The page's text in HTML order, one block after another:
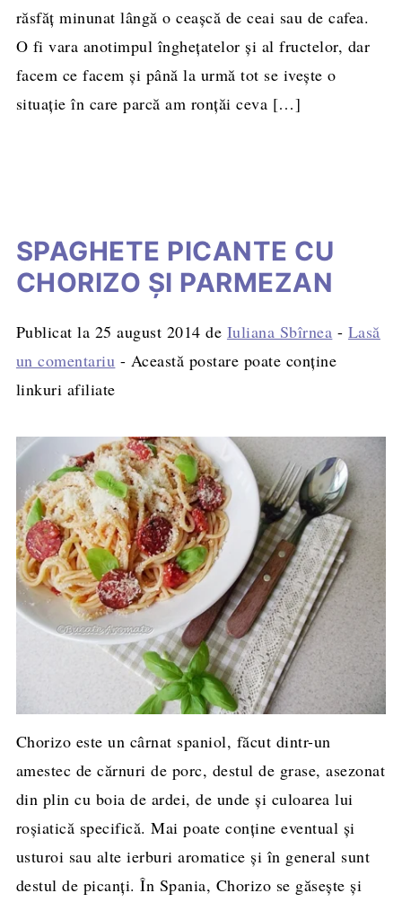
răsfăț minunat lângă o ceașcă de ceai sau de cafea.
O fi vara anotimpul îngheţatelor şi al fructelor, dar
facem ce facem şi până la urmă tot se iveşte o
situaţie în care parcă am ronţăi ceva […]
SPAGHETE PICANTE CU
CHORIZO ŞI PARMEZAN
Publicat la 25 august 2014 de Iuliana Sbîrnea - Lasă
un comentariu - Această postare poate conține
linkuri afiliate
Chorizo este un cârnat spaniol, făcut dintr-un
amestec de cărnuri de porc, destul de grase, asezonat
din plin cu boia de ardei, de unde şi culoarea lui
roşiatică specifică. Mai poate conţine eventual şi
usturoi sau alte ierburi aromatice şi în general sunt
destul de picanţi. În Spania, Chorizo se găseşte şi